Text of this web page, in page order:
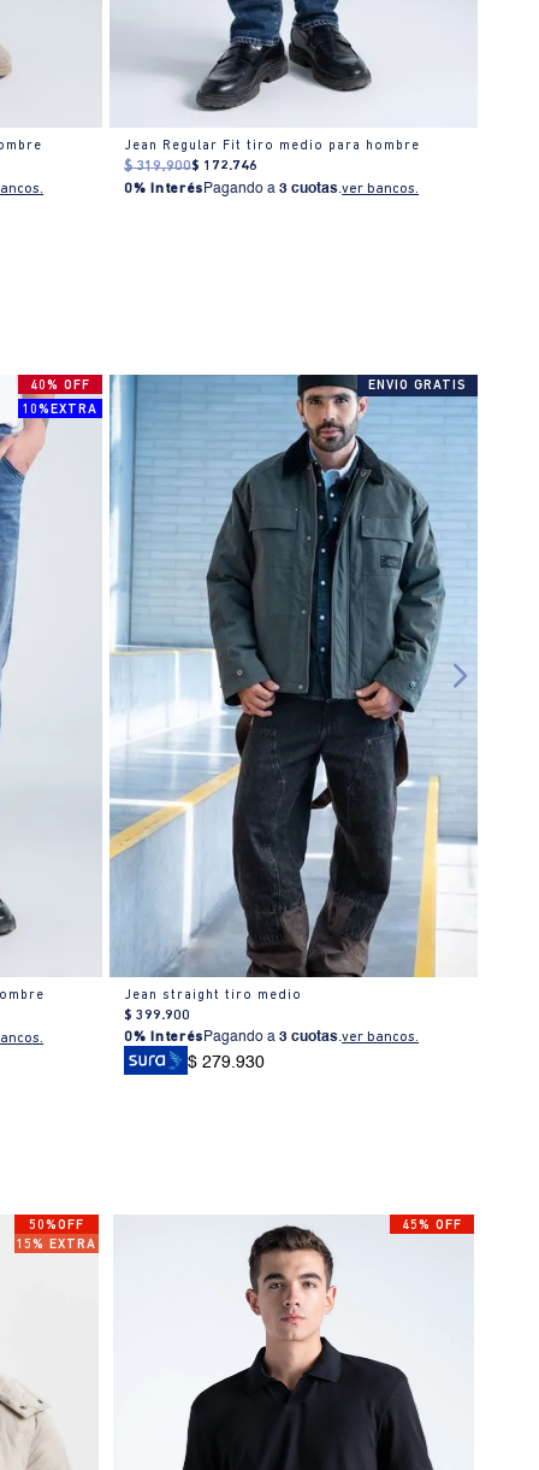
Jean Regular Fit tiro medio para hombre
$ 319.900$ 172.746
0% Interés Pagando a3 cuotas.ver bancos.
40% OFF
10%EXTRA
ENVIO GRATIS
Jean straight tiro medio
$ 399.900
0% Interés Pagando a3 cuotas.ver bancos.
$ 279.930
50%OFF
15% EXTRA
45% OFF